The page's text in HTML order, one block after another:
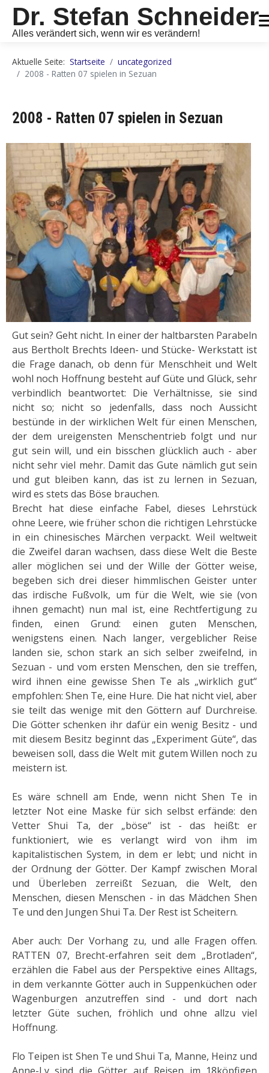
Dr. Stefan Schneider
Alles verändert sich, wenn wir es verändern!
Aktuelle Seite: Startseite
uncategorized
2008 - Ratten 07 spielen in Sezuan
2008 - Ratten 07 spielen in Sezuan
Gut sein? Geht nicht. In einer der haltbarsten Parabeln
aus Bertholt Brechts Ideen- und Stücke- Werkstatt ist
die Frage danach, ob denn für Menschheit und Welt
wohl noch Hoffnung besteht auf Güte und Glück, sehr
verbindlich beantwortet: Die Verhältnisse, sie sind
nicht so; nicht so jedenfalls, dass noch Aussicht
bestünde in der wirklichen Welt für einen Menschen,
der dem ureigensten Menschentrieb folgt und nur
gut sein will, und ein bisschen glücklich auch - aber
nicht sehr viel mehr. Damit das Gute nämlich gut sein
und gut bleiben kann, das ist zu lernen in Sezuan,
wird es stets das Böse brauchen.
Brecht hat diese einfache Fabel, dieses Lehrstück
ohne Leere, wie früher schon die richtigen Lehrstücke
in ein chinesisches Märchen verpackt. Weil weltweit
die Zweifel daran wachsen, dass diese Welt die Beste
aller möglichen sei und der Wille der Götter weise,
begeben sich drei dieser himmlischen Geister unter
das irdische Fußvolk, um für die Welt, wie sie (von
ihnen gemacht) nun mal ist, eine Rechtfertigung zu
finden, einen Grund: einen guten Menschen,
wenigstens einen. Nach langer, vergeblicher Reise
landen sie, schon stark an sich selber zweifelnd, in
Sezuan - und vom ersten Menschen, den sie treffen,
wird ihnen eine gewisse Shen Te als „wirklich gut“
empfohlen: Shen Te, eine Hure. Die hat nicht viel, aber
sie teilt das wenige mit den Göttern auf Durchreise.
Die Götter schenken ihr dafür ein wenig Besitz - und
mit diesem Besitz beginnt das „Experiment Güte“, das
beweisen soll, dass die Welt mit gutem Willen noch zu
meistern ist.
Es wäre schnell am Ende, wenn nicht Shen Te in
letzter Not eine Maske für sich selbst erfände: den
Vetter Shui Ta, der „böse“ ist - das heißt: er
funktioniert, wie es verlangt wird von ihm im
kapitalistischen System, in dem er lebt; und nicht in
der Ordnung der Götter. Der Kampf zwischen Moral
und Überleben zerreißt Sezuan, die Welt, den
Menschen, diesen Menschen - in das Mädchen Shen
Te und den Jungen Shui Ta. Der Rest ist Scheitern.
Aber auch: Der Vorhang zu, und alle Fragen offen.
RATTEN 07, Brecht-erfahren seit dem „Brotladen“,
erzählen die Fabel aus der Perspektive eines Alltags,
in dem verkannte Götter auch in Suppenküchen oder
Wagenburgen anzutreffen sind - und dort nach
letzter Güte suchen, fröhlich und ohne allzu viel
Hoffnung.
Flo Teipen ist Shen Te und Shui Ta, Manne, Heinz und